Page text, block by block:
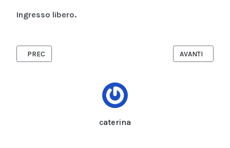
caterina
Ingresso libero.
ARTICOLO PRECEDENTE: RINNOVATE LE CARICHE DI
PREC ARTICOLO
AVANTI